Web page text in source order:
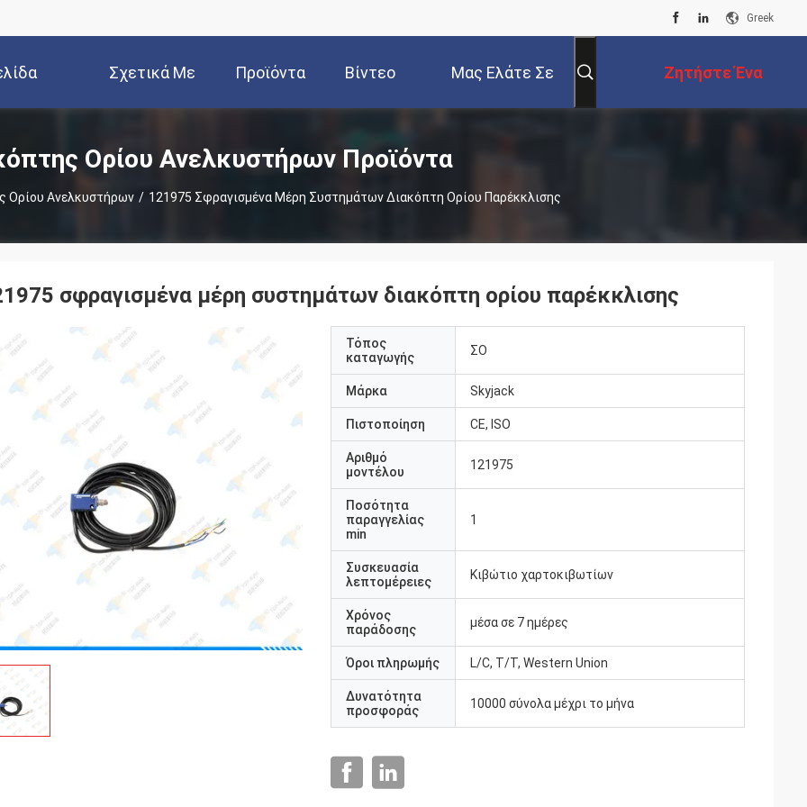
Greek
Σχετικά Με
Εμάς
Προϊόντα Βίντεο Μας Ελάτε Σε Ζητήστε Ένα
Απόσπασμα
Ορίου Ανελκυστήρων Προϊόντα
Ορίου Ανελκυστήρων / 121975 Σφραγισμένα Μέρη Συστημάτων Διακόπτη Ορίου Παρέκκλισης
σφραγισμένα μέρη συστημάτων διακόπτη ορίου παρέκκλισης
Τόπος
καταγωγής
ΣΟ
Μάρκα Skyjack
Πιστοποίηση CE, ISO
Αριθμό
μοντέλου
121975
Ποσότητα
παραγγελίας
min
1
Συσκευασία
λεπτομέρειες
Κιβώτιο χαρτοκιβωτίων
Χρόνος
παράδοσης
μέσα σε 7 ημέρες
Όροι πληρωμής L/C, T/T, Western Union
Δυνατότητα
προσφοράς
10000 σύνολα μέχρι το μήνα